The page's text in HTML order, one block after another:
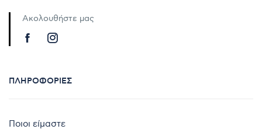
Ακολουθήστε μας
ΠΛΗΡΟΦΟΡΊΕΣ
Ποιοι είμαστε